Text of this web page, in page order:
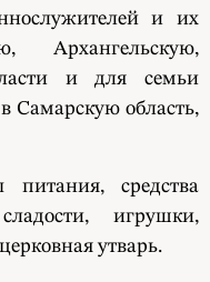
и их
Архангельскую,
и для семьи
Самарскую область,
средства
игрушки,
утварь.